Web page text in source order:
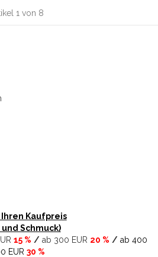
1 von 8
Ihren Kaufpreis
Schmuck)
15 % /ab 300 EUR 20 % / ab 400
EUR 30 %